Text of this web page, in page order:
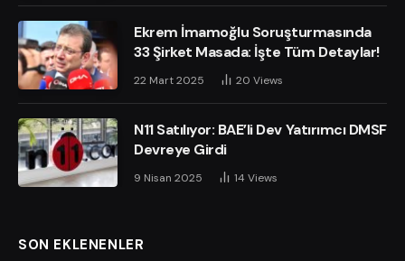
Ekrem İmamoğlu Soruşturmasında
33 Şirket Masada: İşte Tüm Detaylar!
22 Mart 2025 20 Views
N11 Satılıyor: BAE’li Dev Yatırımcı DMSF
Devreye Girdi
9 Nisan 2025 14 Views
SON EKLENENLER